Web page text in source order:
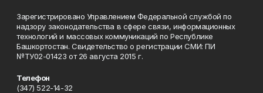
Зарегистрировано Управлением Федеральной службой по
надзору законодательства в сфере связи, информационных
технологий и массовых коммуникаций по Республике
Башкортостан. Свидетельство о регистрации СМИ: ПИ
№ТУ02-01423 от 26 августа 2015 г.
Телефон
(347) 522-14-32